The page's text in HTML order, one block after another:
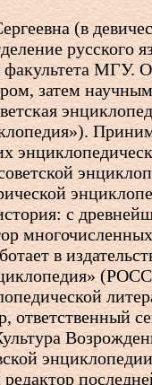
(в
русского
факультета МГУ.
затем
с
в
ответственный